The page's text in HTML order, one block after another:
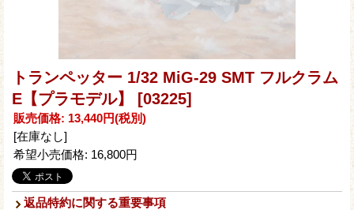
トランペッター 1/32 MiG-29 SMT フルクラム
E【プラモデル】
[03225]
販売価格: 13,440円(税別)
[在庫なし]
希望小売価格: 16,800円
返品特約に関する重要事項